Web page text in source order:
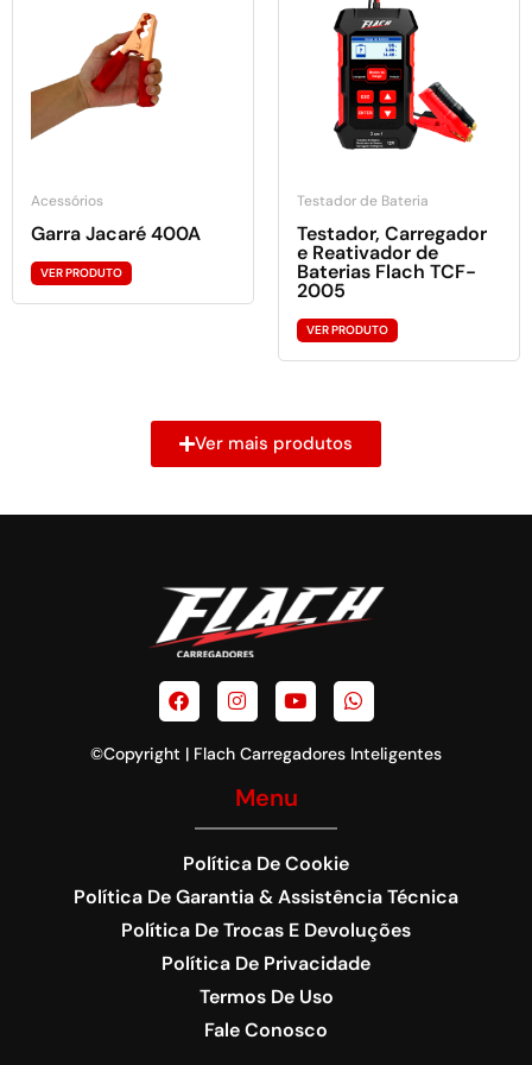
Acessórios
Garra Jacaré 400A
VER PRODUTO
Testador de Bateria
Testador, Carregador
e Reativador de
Baterias Flach TCF-
2005
VER PRODUTO
Ver mais produtos
©Copyright | Flach Carregadores Inteligentes
Menu
Política De Cookie
Política De Garantia & Assistência Técnica
Política De Trocas E Devoluções
Política De Privacidade
Termos De Uso
Fale Conosco